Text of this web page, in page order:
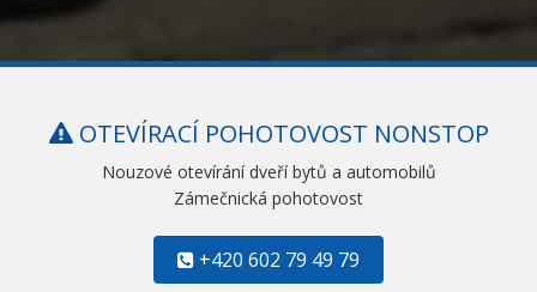
OTEVÍRACÍ POHOTOVOST NONSTOP
Nouzové otevírání dveří bytů a automobilů
Zámečnická pohotovost
+420 602 79 49 79